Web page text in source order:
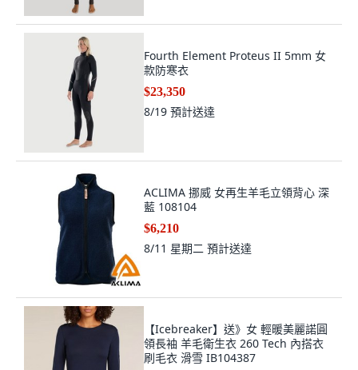
Fourth Element Proteus II 5mm 女
款防寒衣
$23,350
8/19 預計送達
ACLIMA 挪威 女再生羊毛立領背心 深
藍 108104
$6,210
8/11 星期二 預計送達
【Icebreaker】送》女 輕暖美麗諾圓
領長袖 羊毛衛生衣 260 Tech 內搭衣
刷毛衣 滑雪 IB104387